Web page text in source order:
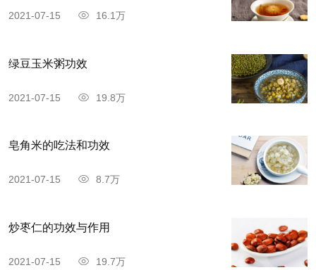
2021-07-15 16.1万
绿豆玉米粥功效
2021-07-15 19.8万
皂角米的吃法和功效
2021-07-15 8.7万
炒枣仁的功效与作用
2021-07-15 19.7万